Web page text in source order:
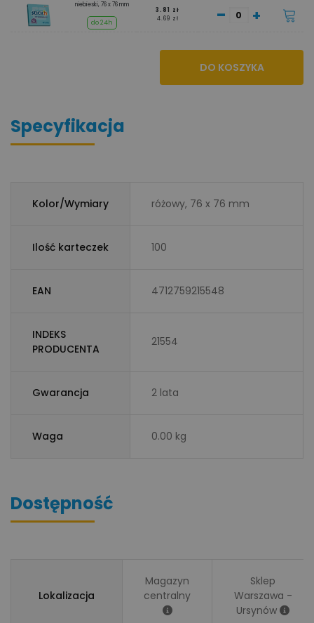
niebieski, 76 x 76 mm
do 24h
3.81 zł
4.69 zł
- +
DO KOSZYKA
Specyfikacja
Kolor/Wymiary różowy, 76 x 76 mm
Ilość karteczek 100
EAN 4712759215548
INDEKS
PRODUCENTA
21554
Gwarancja 2 lata
Waga 0.00 kg
Dostępność
Lokalizacja
Magazyn
centralny
Sklep
Warszawa -
Ursynów